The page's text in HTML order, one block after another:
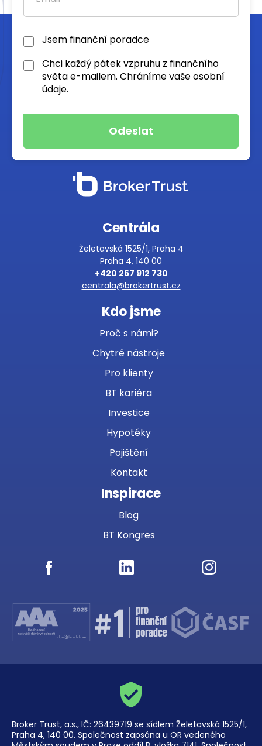
Jsem finanční poradce
Chci každý pátek vzpruhu z finančního
světa e-mailem. Chráníme vaše osobní
údaje.
Centrála
Želetavská 1525/1, Praha 4
Praha 4, 140 00
+420 267 912 730
centrala@brokertrust.cz
Kdo jsme
Proč s námi?
Chytré nástroje
Pro klienty
BT kariéra
Investice
Hypotéky
Pojištění
Kontakt
Inspirace
Blog
BT Kongres
Broker Trust, a.s., IČ: 26439719 se sídlem Želetavská 1525/1,
Praha 4, 140 00. Společnost zapsána u OR vedeného